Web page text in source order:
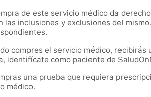
de este servicio médico da
las inclusiones y exclusiones del
compres el servicio médico,
identifícate como paciente de
una prueba que requiera
médico.